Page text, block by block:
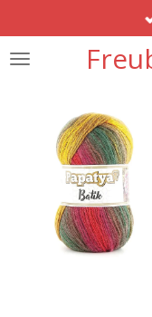
direct
naar